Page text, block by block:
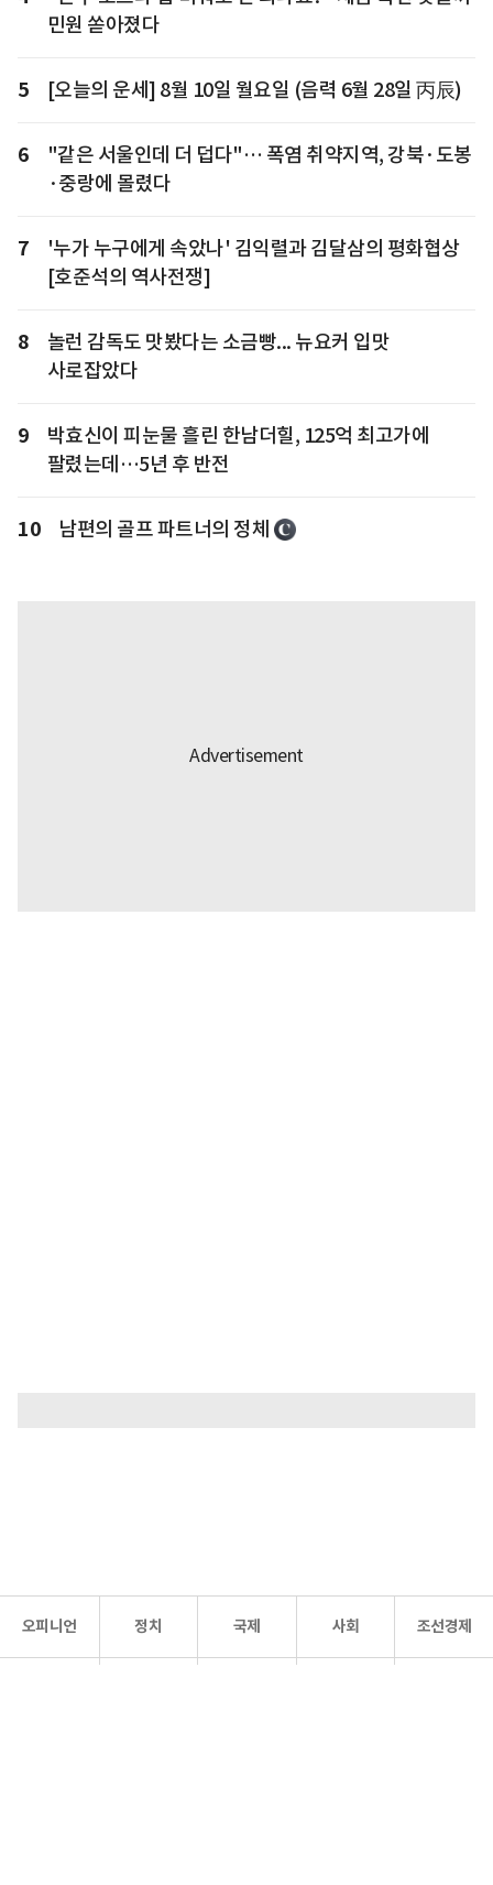
민원 쏟아졌다
5 [오늘의 운세] 8월 10일 월요일 (음력 6월 28일 丙辰)
6
"같은 서울인데 더 덥다"… 폭염 취약지역, 강북·도봉
·중랑에 몰렸다
7
'누가 누구에게 속았나' 김익렬과 김달삼의 평화협상
[호준석의 역사전쟁]
8
놀런 감독도 맛봤다는 소금빵... 뉴요커 입맛
사로잡았다
9
박효신이 피눈물 흘린 한남더힐, 125억 최고가에
팔렸는데…5년 후 반전
10 남편의 골프 파트너의 정체
오피니언 정치 국제 사회 조선경제